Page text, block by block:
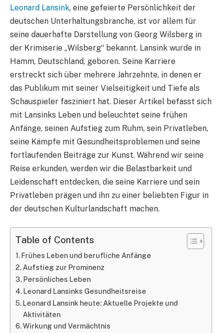
Leonard Lansink, eine gefeierte Persönlichkeit der
deutschen Unterhaltungsbranche, ist vor allem für
seine dauerhafte Darstellung von Georg Wilsberg in
der Krimiserie „Wilsberg“ bekannt. Lansink wurde in
Hamm, Deutschland, geboren. Seine Karriere
erstreckt sich über mehrere Jahrzehnte, in denen er
das Publikum mit seiner Vielseitigkeit und Tiefe als
Schauspieler fasziniert hat. Dieser Artikel befasst sich
mit Lansinks Leben und beleuchtet seine frühen
Anfänge, seinen Aufstieg zum Ruhm, sein Privatleben,
seine Kämpfe mit Gesundheitsproblemen und seine
fortlaufenden Beiträge zur Kunst. Während wir seine
Reise erkunden, werden wir die Belastbarkeit und
Leidenschaft entdecken, die seine Karriere und sein
Privatleben prägen und ihn zu einer beliebten Figur in
der deutschen Kulturlandschaft machen.
Table of Contents
Frühes Leben und berufliche Anfänge
Aufstieg zur Prominenz
Persönliches Leben
Leonard Lansinks Gesundheitsreise
Leonard Lansink heute: Aktuelle Projekte und
Aktivitäten
Wirkung und Vermächtnis